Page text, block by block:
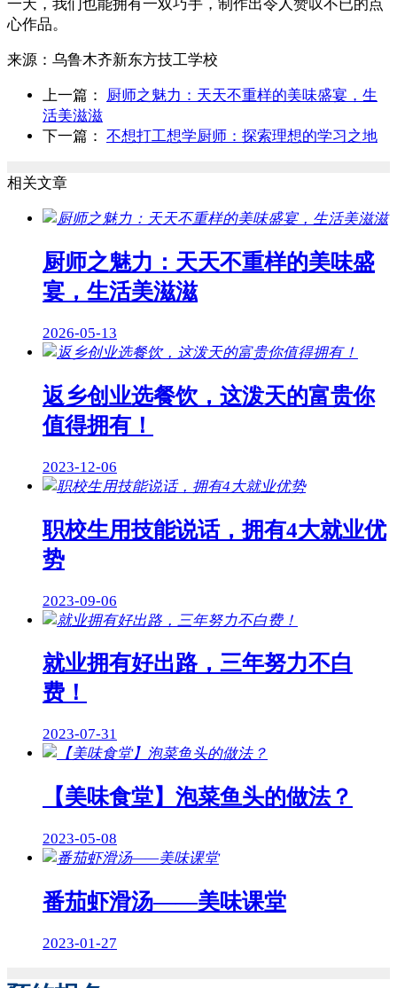
一天，我们也能拥有一双巧手，制作出令人赞叹不已的点
心作品。
来源： 乌鲁木齐新东方技工学校
上一篇： 厨师之魅力：天天不重样的美味盛宴，生
活美滋滋
下一篇： 不想打工想学厨师：探索理想的学习之地
相关文章
厨师之魅力：天天不重样的美味盛
宴，生活美滋滋
2026-05-13
返乡创业选餐饮，这泼天的富贵你
值得拥有！
2023-12-06
职校生用技能说话，拥有4大就业优
势
2023-09-06
就业拥有好出路，三年努力不白
费！
2023-07-31
【美味食堂】泡菜鱼头的做法？
2023-05-08
番茄虾滑汤——美味课堂
2023-01-27